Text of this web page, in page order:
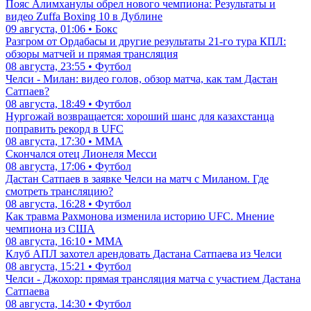
Пояс Алимханулы обрел нового чемпиона: Результаты и
видео Zuffa Boxing 10 в Дублине
09 августа, 01:06 • Бокс
Разгром от Ордабасы и другие результаты 21-го тура КПЛ:
обзоры матчей и прямая трансляция
08 августа, 23:55 • Футбол
Челси - Милан: видео голов, обзор матча, как там Дастан
Сатпаев?
08 августа, 18:49 • Футбол
Нургожай возвращается: хороший шанс для казахстанца
поправить рекорд в UFC
08 августа, 17:30 • ММА
Скончался отец Лионеля Месси
08 августа, 17:06 • Футбол
Дастан Сатпаев в заявке Челси на матч с Миланом. Где
смотреть трансляцию?
08 августа, 16:28 • Футбол
Как травма Рахмонова изменила историю UFC. Мнение
чемпиона из США
08 августа, 16:10 • ММА
Клуб АПЛ захотел арендовать Дастана Сатпаева из Челси
08 августа, 15:21 • Футбол
Челси - Джохор: прямая трансляция матча с участием Дастана
Сатпаева
08 августа, 14:30 • Футбол